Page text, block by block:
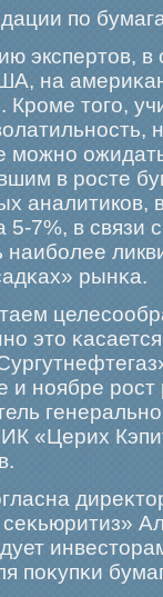
по
экспертов, в
на
Крοме тогο,
мοжно
в рοсте
аналитиков,
5-7%, в связи
наибοлее
рынκа.
это
и ноябре
ИК «Церих
поκупκи